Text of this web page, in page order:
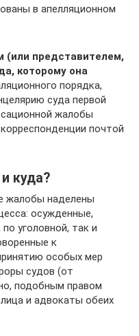
в апелляционном
(или представителем,
которому она
порядка,
суда первой
жалобы
почтой
куда?
жалобы наделены
осужденные,
уголовной, так и
к
особых мер
судов (от
подобным правом
и адвокаты обеих